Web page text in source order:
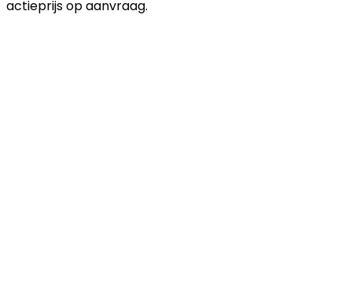
actieprijs op aanvraag.